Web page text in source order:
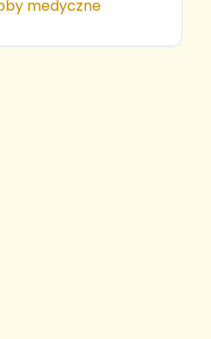
medyczne